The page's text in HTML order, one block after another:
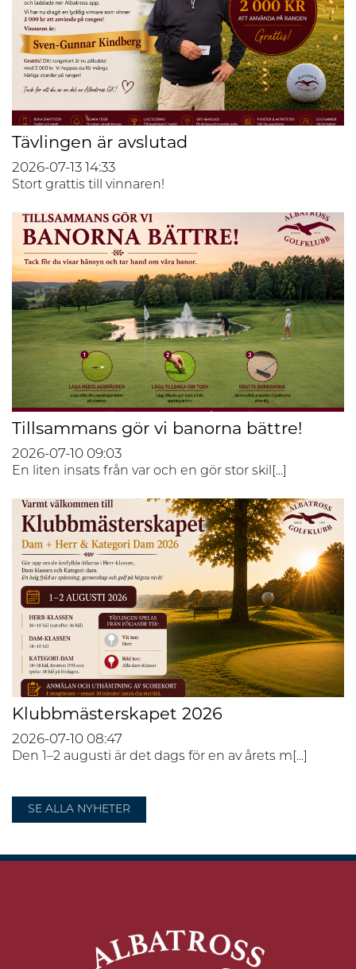
Tävlingen är avslutad
2026-07-13 14:33
Stort grattis till vinnaren!
Tillsammans gör vi banorna bättre!
2026-07-10 09:03
En liten insats från var och en gör stor skil[...]
Klubbmästerskapet 2026
2026-07-10 08:47
Den 1–2 augusti är det dags för en av årets m[...]
SE ALLA NYHETER